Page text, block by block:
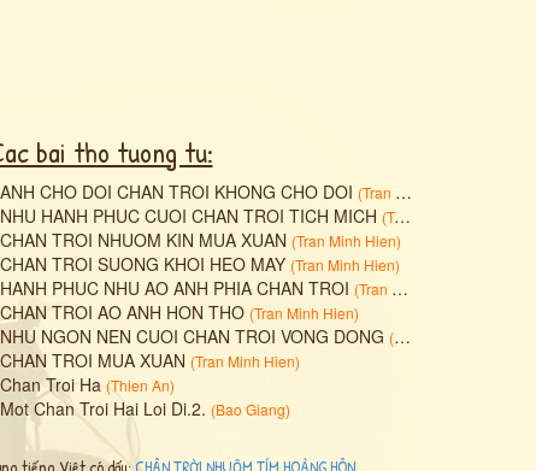
bai tho tuong tu:
ANH CHO DOI CHAN TROI KHONG CHO DOI (Tran Minh Hien
NHU HANH PHUC CUOI CHAN TROI TICH MICH (Tran Minh Hien
CHAN TROI NHUOM KIN MUA XUAN (Tran Minh Hien)
CHAN TROI SUONG KHOI HEO MAY (Tran Minh Hien)
HANH PHUC NHU AO ANH PHIA CHAN TROI (Tran Minh Hien
CHAN TROI AO ANH HON THO (Tran Minh Hien)
NHU NGON NEN CUOI CHAN TROI VONG DONG (Tran Minh Hien
CHAN TROI MUA XUAN (Tran Minh Hien)
Chan Troi Ha (Thien An)
Mot Chan Troi Hai Loi Di.2. (Bao Giang)